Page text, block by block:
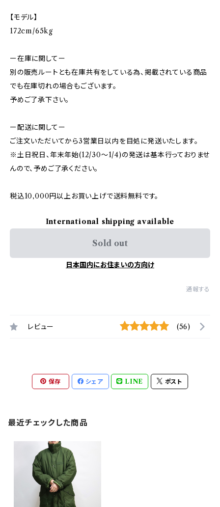
【モデル】
172cm/65kg
ー在庫に関してー
別の販売ルートとも在庫共有をしている為、掲載されている商品
でも在庫切れの場合もございます。
予めご了承下さい。
ー配送に関してー
ご注文いただいてから3営業日以内を目処に発送いたします。
※土日祝日、年末年始(12/30〜1/4)の発送は基本行っておりませ
んので、予めご了承ください。
税込10,000円以上お買い上げで送料無料です。
International shipping available
Sold out
日本国内にお住まいの方向け
通報する
レビュー (56)
保存 シェア LINE ポスト
最近チェックした商品